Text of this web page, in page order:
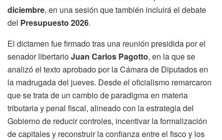
diciembre, en una sesión que también incluirá el debate
del Presupuesto 2026.
El dictamen fue firmado tras una reunión presidida por el
senador libertarioJuan Carlos Pagotto, en la que se
analizó el texto aprobado por la Cámara de Diputados en
la madrugada del jueves. Desde el oficialismo remarcaron
que se trata de un cambio de paradigma en materia
tributaria y penal fiscal, alineado con la estrategia del
Gobierno de reducir controles, incentivar la formalización
de capitales y reconstruir la confianza entre el fisco y los